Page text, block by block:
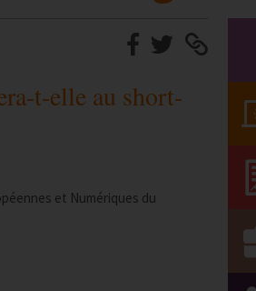
t-elle au short-
et Numériques du